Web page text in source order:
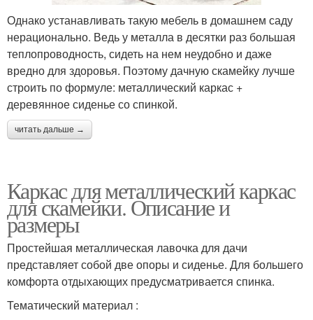
Однако устанавливать такую мебель в домашнем саду
нерационально. Ведь у металла в десятки раз большая
теплопроводность, сидеть на нем неудобно и даже
вредно для здоровья. Поэтому дачную скамейку лучше
строить по формуле: металлический каркас +
деревянное сиденье со спинкой.
читать дальше →
Каркас для металлический каркас
для скамейки. Описание и
размеры
Простейшая металлическая лавочка для дачи
представляет собой две опоры и сиденье. Для большего
комфорта отдыхающих предусматривается спинка.
Тематический материал :